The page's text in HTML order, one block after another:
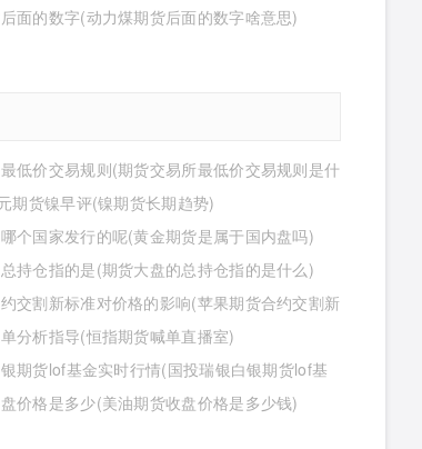
面的数字(动力煤期货后面的数字啥意思)
低价交易规则(期货交易所最低价交易规则是什
期货镍早评(镍期货长期趋势)
个国家发行的呢(黄金期货是属于国内盘吗)
持仓指的是(期货大盘的总持仓指的是什么)
交割新标准对价格的影响(苹果期货合约交割新
响有哪些)
分析指导(恒指期货喊单直播室)
期货lof基金实时行情(国投瑞银白银期货lof基
样)价格是多少(美油期货收盘价格是多少钱)